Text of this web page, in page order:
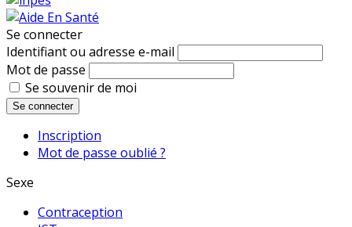
Se connecter
Identifiant ou adresse e-mail
Mot de passe
Se souvenir de moi
Se connecter
Inscription
Mot de passe oublié ?
Sexe
Contraception